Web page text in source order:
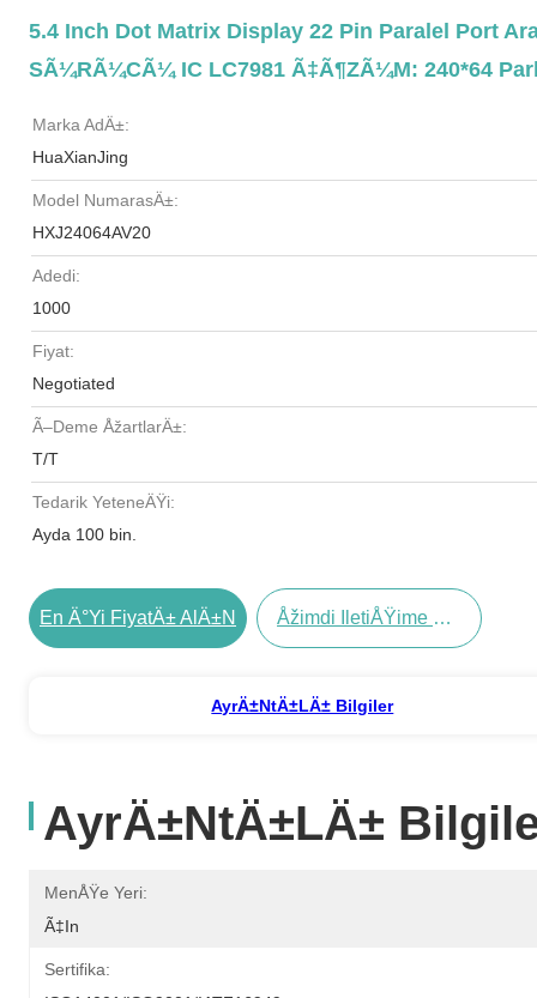
5.4 Inch Dot Matrix Display 22 Pin Paralel Port
SÃ¼rÃ¼cÃ¼ IC LC7981 Ã‡Ã¶zÃ¼m: 240*64
Marka AdÄ±:
HuaXianJing
Model NumarasÄ±:
HXJ24064AV20
Adedi:
1000
Fiyat:
Negotiated
Ã–Deme ÅžartlarÄ±:
T/T
Tedarik YeteneÄŸi:
Ayda 100 bin.
En Ä°yi FiyatÄ± AlÄ±n Åžimdi IletiÅŸime GeÃ§in
AyrÄ±ntÄ±lÄ± Bilgiler
AyrÄ±ntÄ±lÄ±
MenÅŸe Yeri:
Ã‡in
Sertifika: